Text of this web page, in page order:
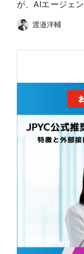
が、AIエージェ
渡邉洋輔